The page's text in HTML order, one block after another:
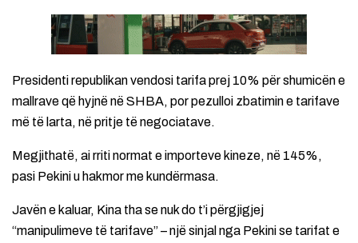
Presidenti republikan vendosi tarifa prej 10% për shumicën e
mallrave që hyjnë në SHBA, por pezulloi zbatimin e tarifave
më të larta, në pritje të negociatave.
Megjithatë, ai rriti normat e importeve kineze, në 145%,
pasi Pekini u hakmor me kundërmasa.
Javën e kaluar, Kina tha se nuk do t’i përgjigjej
“manipulimeve të tarifave” – një sinjal nga Pekini se tarifat e